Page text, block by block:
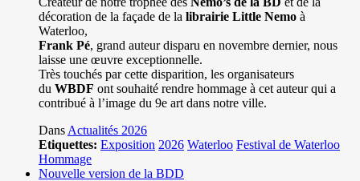
décoration de la façade de la librairie Little Nemo à
Waterloo,
Frank Pé, grand auteur disparu en novembre dernier, nous
laisse une œuvre exceptionnelle.
Très touchés par cette disparition, les organisateurs
du WBDF ont souhaité rendre hommage à cet auteur qui a
contribué à l’image du 9e art dans notre ville.
Dans Actualités 2026
Etiquettes: Exposition 2026 Waterloo Festival de Waterloo
Hommage
Nouvelle version de la BDD